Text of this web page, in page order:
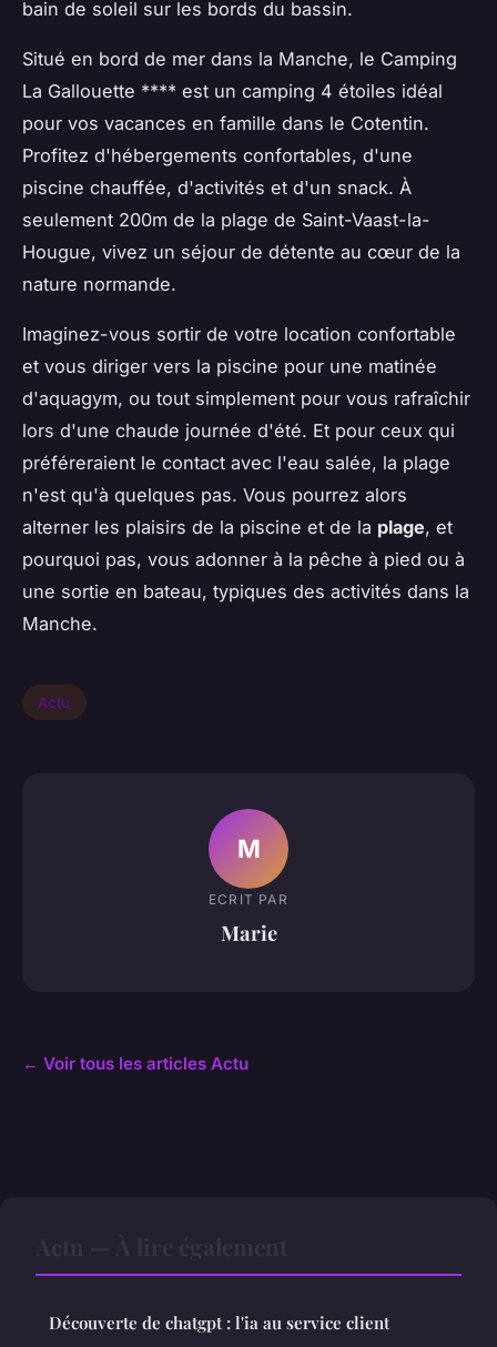
bain de soleil sur les bords du bassin.
Situé en bord de mer dans la Manche, le Camping
La Gallouette **** est un camping 4 étoiles idéal
pour vos vacances en famille dans le Cotentin.
Profitez d'hébergements confortables, d'une
piscine chauffée, d'activités et d'un snack. À
seulement 200m de la plage de Saint-Vaast-la-
Hougue, vivez un séjour de détente au cœur de la
nature normande.
Imaginez-vous sortir de votre location confortable
et vous diriger vers la piscine pour une matinée
d'aquagym, ou tout simplement pour vous rafraîchir
lors d'une chaude journée d'été. Et pour ceux qui
préféreraient le contact avec l'eau salée, la plage
n'est qu'à quelques pas. Vous pourrez alors
alterner les plaisirs de la piscine et de la plage, et
pourquoi pas, vous adonner à la pêche à pied ou à
une sortie en bateau, typiques des activités dans la
Manche.
Actu
M
ECRIT PAR
Marie
← Voir tous les articles Actu
Découverte de chatgpt : l'ia au service client